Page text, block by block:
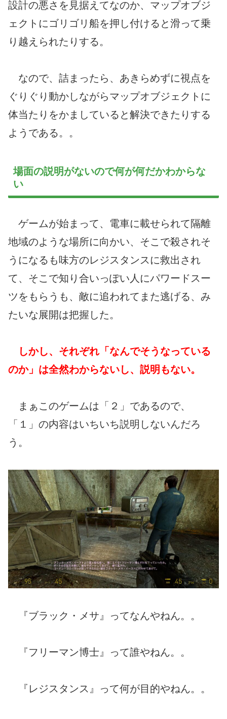
設計の悪さを見据えてなのか、マップオブジ
ェクトにゴリゴリ船を押し付けると滑って乗
り越えられたりする。
なので、詰まったら、あきらめずに視点を
ぐりぐり動かしながらマップオブジェクトに
体当たりをかましていると解決できたりする
ようである。。
場面の説明がないので何が何だかわからな
い
ゲームが始まって、電車に載せられて隔離
地域のような場所に向かい、そこで殺されそ
うになるも味方のレジスタンスに救出され
て、そこで知り合いっぽい人にパワードスー
ツをもらうも、敵に追われてまた逃げる、み
たいな展開は把握した。
しかし、それぞれ「なんでそうなっている
のか」は全然わからないし、説明もない。
まぁこのゲームは「２」であるので、
「１」の内容はいちいち説明しないんだろ
う。
『ブラック・メサ』ってなんやねん。。
『フリーマン博士』って誰やねん。。
『レジスタンス』って何が目的やねん。。